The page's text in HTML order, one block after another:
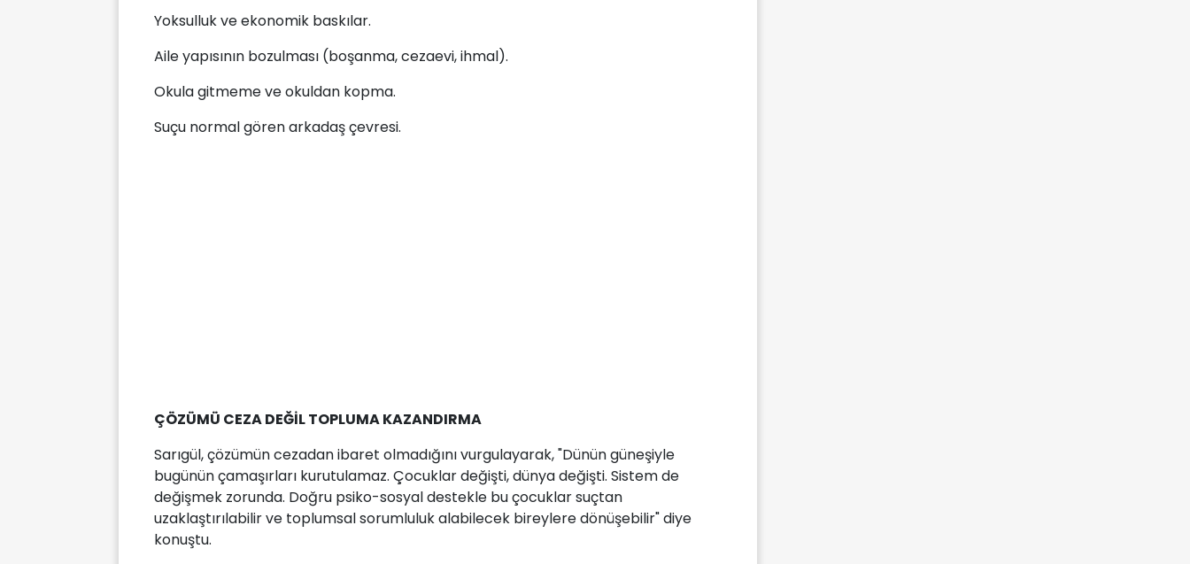
Yoksulluk ve ekonomik baskılar.
Aile yapısının bozulması (boşanma, cezaevi, ihmal).
Okula gitmeme ve okuldan kopma.
Suçu normal gören arkadaş çevresi.
ÇÖZÜMÜ CEZA DEĞİL TOPLUMA KAZANDIRMA
Sarıgül, çözümün cezadan ibaret olmadığını vurgulayarak, "Dünün güneşiyle
bugünün çamaşırları kurutulamaz. Çocuklar değişti, dünya değişti. Sistem de
değişmek zorunda. Doğru psiko-sosyal destekle bu çocuklar suçtan
uzaklaştırılabilir ve toplumsal sorumluluk alabilecek bireylere dönüşebilir" diye
konuştu.